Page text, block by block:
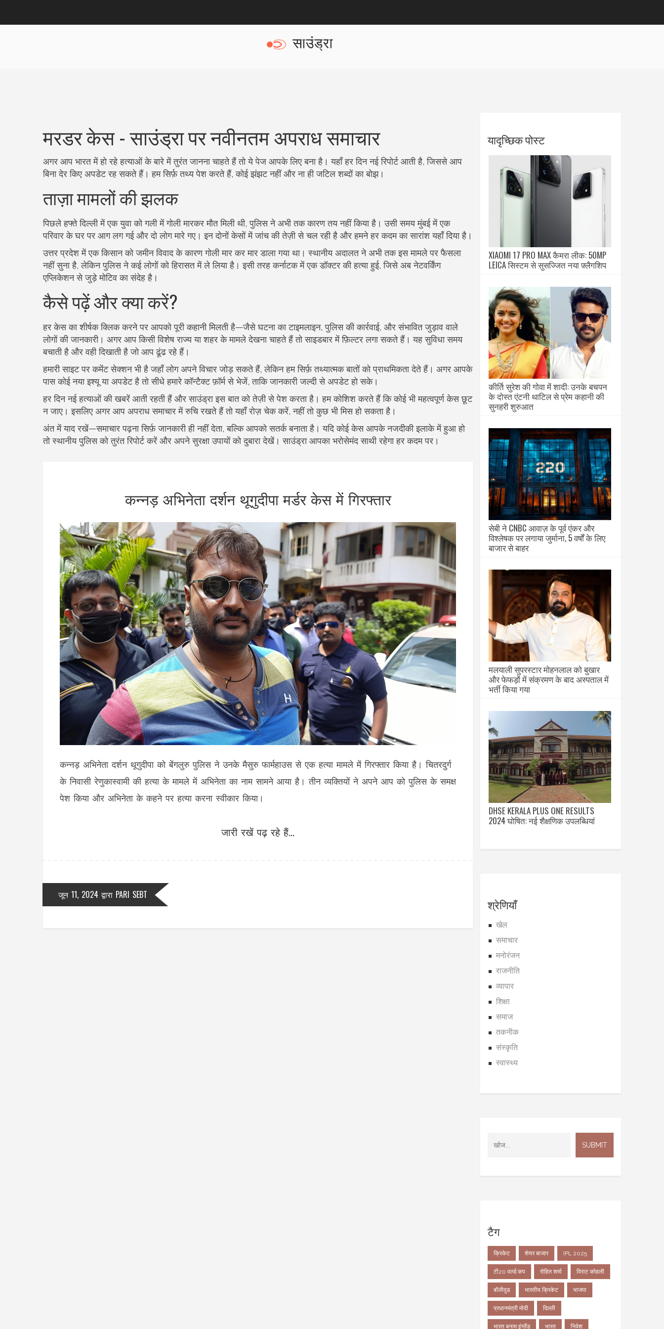
मरडर केस - साउंड्रा पर नवीनतम अपराध समाचार
अगर आप भारत में हो रहे हत्याओं के बारे में तुरंत जानना चाहते हैं तो ये पेज आपके लिए बना है। यहाँ हर दिन नई रिपोर्ट आती है, जिससे आप
बिना देर किए अपडेट रह सकते हैं। हम सिर्फ़ तथ्य पेश करते हैं, कोई झंझट नहीं और ना ही जटिल शब्दों का बोझ।
ताज़ा मामलों की झलक
पिछले हफ्ते दिल्ली में एक युवा को गली में गोली मारकर मौत मिली थी, पुलिस ने अभी तक कारण तय नहीं किया है। उसी समय मुंबई में एक
परिवार के घर पर आग लग गई और दो लोग मारे गए। इन दोनों केसों में जांच की तेज़ी से चल रही है और हमने हर कदम का सारांश यहाँ दिया है।
उत्तर प्रदेश में एक किसान को जमीन विवाद के कारण गोली मार कर मार डाला गया था। स्थानीय अदालत ने अभी तक इस मामले पर फैसला
नहीं सुना है, लेकिन पुलिस ने कई लोगों को हिरासत में ले लिया है। इसी तरह कर्नाटक में एक डॉक्टर की हत्या हुई, जिसे अब नेटवर्किंग
एप्लिकेशन से जुड़े मोटिव का संदेह है।
कैसे पढ़ें और क्या करें?
हर केस का शीर्षक क्लिक करने पर आपको पूरी कहानी मिलती है—जैसे घटना का टाइमलाइन, पुलिस की कार्रवाई, और संभावित जुड़ाव वाले
लोगों की जानकारी। अगर आप किसी विशेष राज्य या शहर के मामले देखना चाहते हैं तो साइडबार में फ़िल्टर लगा सकते हैं। यह सुविधा समय
बचाती है और वही दिखाती है जो आप ढूंढ रहे हैं।
हमारी साइट पर कमेंट सेक्शन भी है जहाँ लोग अपने विचार जोड़ सकते हैं, लेकिन हम सिर्फ़ तथ्यात्मक बातों को प्राथमिकता देते हैं। अगर आपके
पास कोई नया इश्यू या अपडेट है तो सीधे हमारे कॉन्टैक्ट फ़ॉर्म से भेजें, ताकि जानकारी जल्दी से अपडेट हो सके।
हर दिन नई हत्याओं की खबरें आती रहती हैं और साउंड्रा इस बात को तेज़ी से पेश करता है। हम कोशिश करते हैं कि कोई भी महत्वपूर्ण केस छूट
न जाए। इसलिए अगर आप अपराध समाचार में रुचि रखते हैं तो यहाँ रोज़ चेक करें, नहीं तो कुछ भी मिस हो सकता है।
अंत में याद रखें—समाचार पढ़ना सिर्फ़ जानकारी ही नहीं देता, बल्कि आपको सतर्क बनाता है। यदि कोई केस आपके नजदीकी इलाके में हुआ हो
तो स्थानीय पुलिस को तुरंत रिपोर्ट करें और अपने सुरक्षा उपायों को दुबारा देखें। साउंड्रा आपका भरोसेमंद साथी रहेगा हर कदम पर।
कन्नड़ अभिनेता दर्शन थूगुदीपा मर्डर केस में गिरफ्तार
कन्नड़ अभिनेता दर्शन थूगुदीपा को बेंगलुरु पुलिस ने उनके मैसुरु फार्महाउस से एक हत्या मामले में गिरफ्तार किया है। चितरदुर्ग
के निवासी रेणुकास्वामी की हत्या के मामले में अभिनेता का नाम सामने आया है। तीन व्यक्तियों ने अपने आप को पुलिस के समक्ष
पेश किया और अभिनेता के कहने पर हत्या करना स्वीकार किया।
जारी रखें पढ़ रहे हैं...
जून 11, 2024 द्वारा PARI SEBT
यादृच्छिक पोस्ट
XIAOMI 17 PRO MAX कैमरा लीक: 50MP
LEICA सिस्टम से सुसज्जित नया फ़्लैगशिप
कीर्ति सुरेश की गोवा में शादी: उनके बचपन
के दोस्त एंटनी थाटिल से प्रेम कहानी की
सुनहरी शुरुआत
सेबी ने CNBC आवाज़ के पूर्व एंकर और
विश्लेषक पर लगाया जुर्माना, 5 वर्षों के लिए
बाजार से बाहर
मलयाली सुपरस्टार मोहनलाल को बुखार
और फेफड़ों में संक्रमण के बाद अस्पताल में
भर्ती किया गया
DHSE KERALA PLUS ONE RESULTS
2024 घोषित: नई शैक्षणिक उपलब्धियां
श्रेणियाँ
खेल
समाचार
मनोरंजन
राजनीति
व्यापार
शिक्षा
समाज
तकनीक
संस्कृति
स्वास्थ्य
टैग
क्रिकेट शेयर बाजार IPL 2025
टी20 वर्ल्ड कप रोहित शर्मा विराट कोहली
बॉलीवुड भारतीय क्रिकेट भाजपा
प्रधानमंत्री मोदी दिल्ली
भारत बनाम इंग्लैंड भारत निवेश